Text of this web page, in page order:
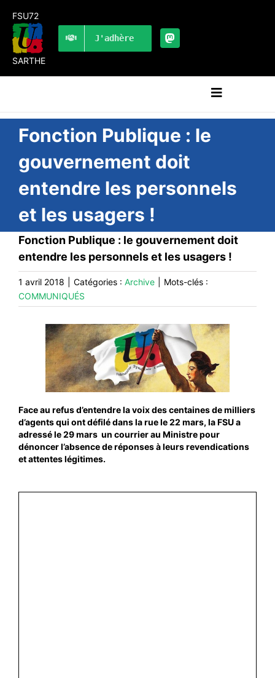
contenu
FSU72
SARTHE
J'adhère
Navigation
RECHERCHER:
LES UNES
#ACTUALITÉS
LA FSU 72
DOSSIERS
PUBLICATIONS
CONTACT
#ACTIONS
#FORMATION
#COMMUNIQUÉS
#ÉLECTIONS
#MÉDIAS
#DÉBATS
#PRESSE
Fonction Publique : le
gouvernement doit
entendre les personnels
et les usagers !
Fonction Publique : le gouvernement doit
entendre les personnels et les usagers !
1 avril 2018 Catégories : Archive
Mots-clés :
COMMUNIQUÉS
Face au refus d’entendre la voix des centaines de milliers
d’agents qui ont défilé dans la rue le 22 mars, la FSU a
adressé le 29 mars un courrier au Ministre pour
dénoncer l’absence de réponses à leurs revendications
et attentes légitimes.